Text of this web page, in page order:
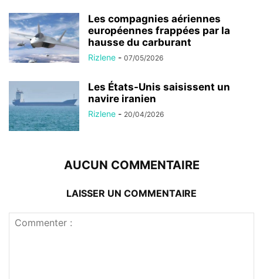
Les compagnies aériennes
européennes frappées par la
hausse du carburant
Rizlene - 07/05/2026
Les États-Unis saisissent un
navire iranien
Rizlene - 20/04/2026
AUCUN COMMENTAIRE
LAISSER UN COMMENTAIRE